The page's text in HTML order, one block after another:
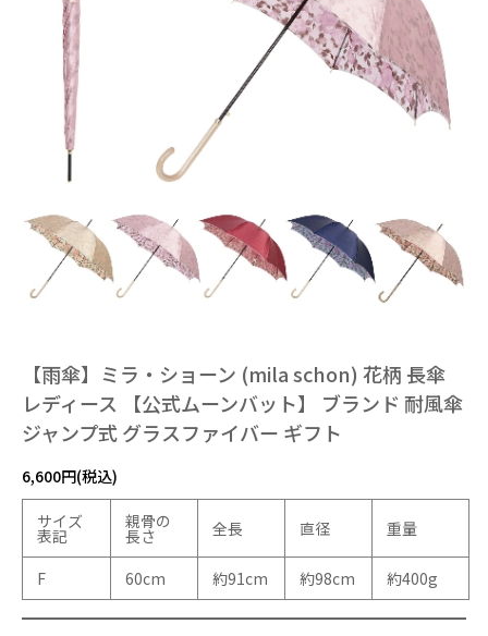
【雨傘】ミラ・ショーン (mila schon) 花柄 長傘
レディース 【公式ムーンバット】 ブランド 耐風傘
ジャンプ式 グラスファイバー ギフト
6,600円(税込)
サイズ
表記
親骨の
長さ 全長 直径 重量
F 60cm 約91cm 約98cm 約400g